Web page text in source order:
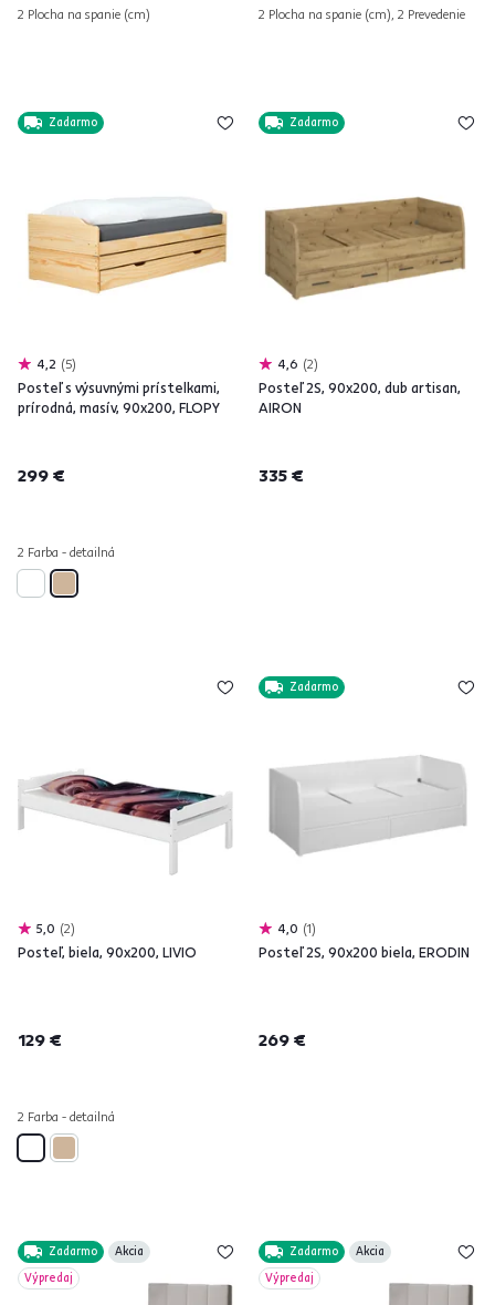
2 Plocha na spanie (cm) 2 Plocha na spanie (cm), 2 Prevedenie
Zadarmo
4,2 5
Posteľ s výsuvnými prístelkami,
prírodná, masív, 90x200, FLOPY
299 €
2 Farba - detailná
Zadarmo
4,6 2
Posteľ 2S, 90x200, dub artisan,
AIRON
335 €
5,0 2
Posteľ, biela, 90x200, LIVIO
129 €
2 Farba - detailná
Zadarmo
4,0 1
Posteľ 2S, 90x200 biela, ERODIN
269 €
Zadarmo
Akcia
Výpredaj
Zadarmo
Akcia
Výpredaj